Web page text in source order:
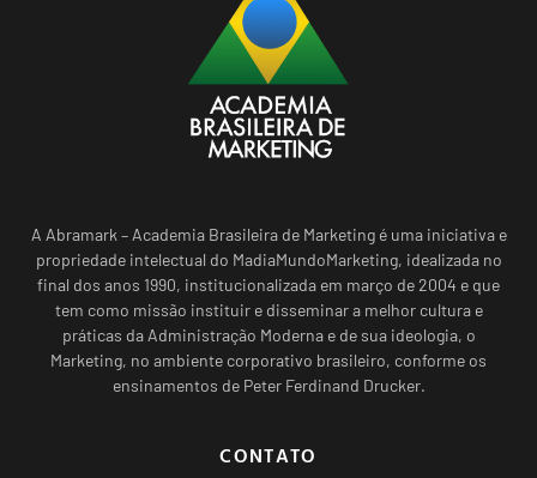
A Abramark – Academia Brasileira de Marketing é uma iniciativa e
propriedade intelectual do MadiaMundoMarketing, idealizada no
final dos anos 1990, institucionalizada em março de 2004 e que
tem como missão instituir e disseminar a melhor cultura e
práticas da Administração Moderna e de sua ideologia, o
Marketing, no ambiente corporativo brasileiro, conforme os
ensinamentos de Peter Ferdinand Drucker.
CONTATO